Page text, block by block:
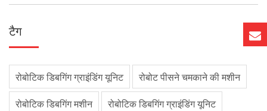
टैग
रोबोटिक डिबगिंग ग्राइंडिंग यूनिट
रोबोट पीसने चमकाने की मशीन
रोबोटिक डिबगिंग मशीन
रोबोटिक डिबगिंग ग्राइंडिंग यूनिट